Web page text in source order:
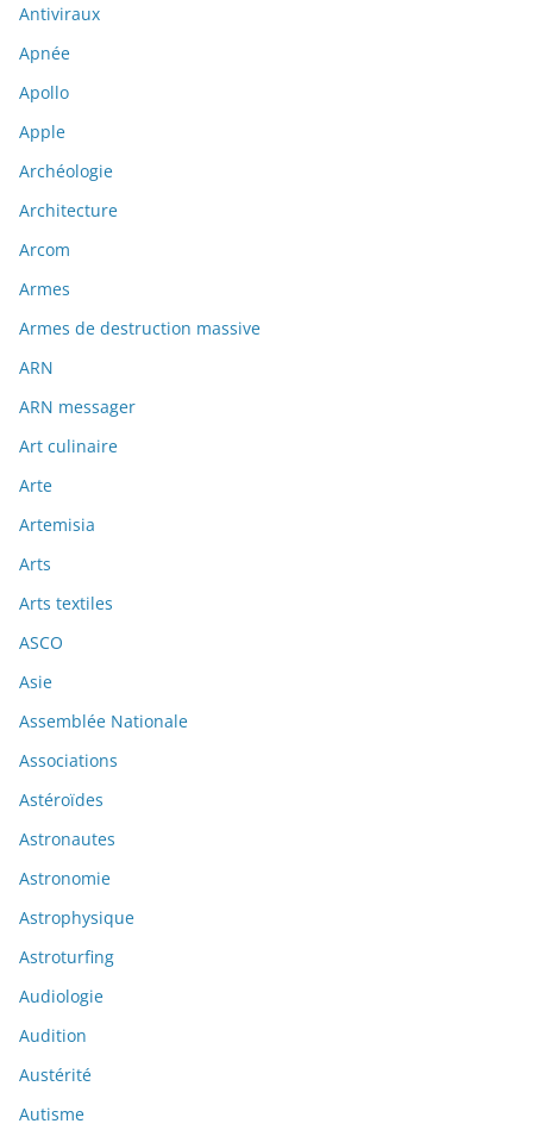
Antiviraux
Apnée
Apollo
Apple
Archéologie
Architecture
Arcom
Armes
Armes de destruction massive
ARN
ARN messager
Art culinaire
Arte
Artemisia
Arts
Arts textiles
ASCO
Asie
Assemblée Nationale
Associations
Astéroïdes
Astronautes
Astronomie
Astrophysique
Astroturfing
Audiologie
Audition
Austérité
Autisme